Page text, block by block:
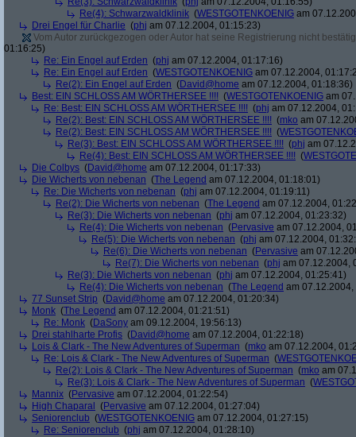
Re(4): Schwarzwaldklinik (WESTGOTENKOENIG am
Drei Engel für Charlie (phj am 07.12.2004, 01:15:23)
Vom Autor zurückgezogen oder Autor hat seine Registrierung nicht
01:16:25)
Re: Ein Engel auf Erden (phj am 07.12.2004, 01:17:16)
Re: Ein Engel auf Erden (WESTGOTENKOENIG am 07.12.2004,
Re(2): Ein Engel auf Erden (David@home am 07.12.2004, 01:18:36)
Best: EIN SCHLOSS AM WÖRTHERSEE !!!! (WESTGOTENKOENIG am
Re: Best: EIN SCHLOSS AM WÖRTHERSEE !!!! (phj am 07.12.2004,
Re(2): Best: EIN SCHLOSS AM WÖRTHERSEE !!!! (mko am
Re(2): Best: EIN SCHLOSS AM WÖRTHERSEE !!!! (
Re(3): Best: EIN SCHLOSS AM WÖRTHERSEE !!!! (phj am
Re(4): Best: EIN SCHLOSS AM WÖRTHERSEE !!!! (
Die Colbys (David@home am 07.12.2004, 01:17:33)
Die Wicherts von nebenan (The Legend am 07.12.2004, 01:18:01)
Re: Die Wicherts von nebenan (phj am 07.12.2004, 01:19:11)
Re(2): Die Wicherts von nebenan (The Legend am 07.12.2004,
Re(3): Die Wicherts von nebenan (phj am 07.12.2004, 01:23:32)
Re(4): Die Wicherts von nebenan (Pervasive am 07.12.2004,
Re(5): Die Wicherts von nebenan (phj am 07.12.2004,
Re(6): Die Wicherts von nebenan (Pervasive am
Re(7): Die Wicherts von nebenan (phj am 07.12.2004,
Re(3): Die Wicherts von nebenan (phj am 07.12.2004, 01:25:41)
Re(4): Die Wicherts von nebenan (The Legend am
77 Sunset Strip (David@home am 07.12.2004, 01:20:34)
Monk (The Legend am 07.12.2004, 01:21:51)
Re: Monk (DaSony am 09.12.2004, 19:56:13)
Drei stahlharte Profis (David@home am 07.12.2004, 01:22:18)
Lois & Clark - The New Adventures of Superman (mko am 07.12.2004,
Re: Lois & Clark - The New Adventures of Superman (
Re(2): Lois & Clark - The New Adventures of Superman (mko am
Re(3): Lois & Clark - The New Adventures of Superman (
Mannix (Pervasive am 07.12.2004, 01:22:54)
High Chaparal
(Pervasive am 07.12.2004, 01:27:04)
Seniorenclub (WESTGOTENKOENIG am 07.12.2004, 01:27:15)
Re: Seniorenclub (phj am 07.12.2004, 01:28:10)